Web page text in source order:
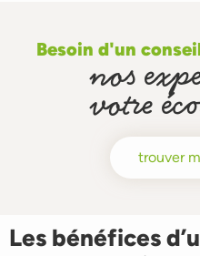
Besoin d'un
nos
votre
trouver
Les bénéfices